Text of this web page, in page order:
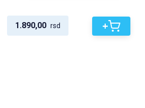
1.890,00 rsd +